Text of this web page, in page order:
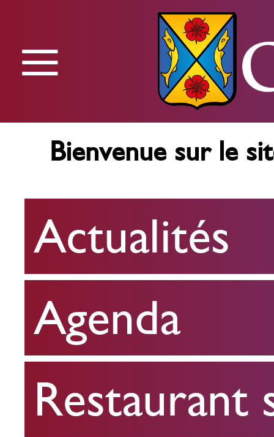
Menu
Actualités
Agenda
Restaurant
scolaire
Restaurant
≡
Bienvenue sur le
Actualités
Agenda
Restaurant